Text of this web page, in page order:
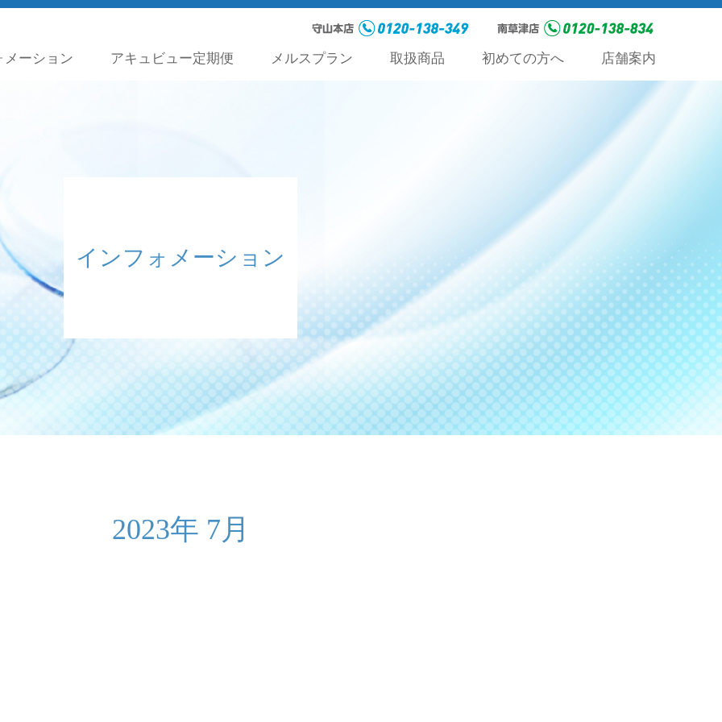
メーション アキュビュー定期便 メルスプラン 取扱商品 初めての方へ 店舗案内
インフォメーション
2023年 7月